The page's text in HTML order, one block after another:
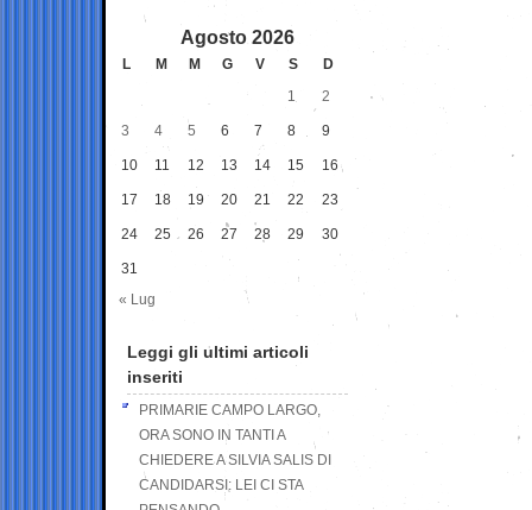
Agosto 2026
L M M G V S
D
1
2
3 4 5 6 7 8 9
10 11 12 13 14 15 16
17 18 19 20 21 22 23
24 25 26 27 28 29 30
31
« Lug
Leggi gli ultimi articoli
inseriti
PRIMARIE CAMPO LARGO,
ORA SONO IN TANTI A
CHIEDERE A SILVIA SALIS DI
CANDIDARSI: LEI CI STA